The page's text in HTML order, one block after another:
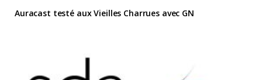
Auracast testé aux Vieilles Charrues avec GN